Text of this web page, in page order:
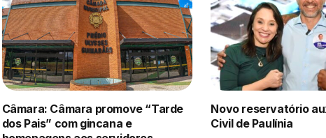
Câmara: Câmara promove “Tarde
dos Pais” com gincana e
Novo reservatório
Civil de Paulínia